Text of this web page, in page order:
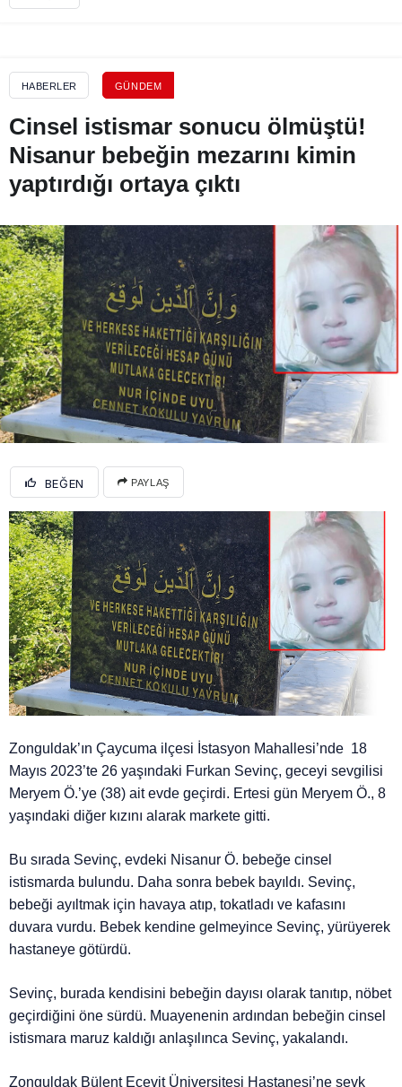
HABERLER GÜNDEM
Cinsel istismar sonucu ölmüştü!
Nisanur bebeğin mezarını kimin
yaptırdığı ortaya çıktı
BEĞEN PAYLAŞ
Zonguldak’ın Çaycuma ilçesi İstasyon Mahallesi’nde 18
Mayıs 2023’te 26 yaşındaki Furkan Sevinç, geceyi sevgilisi
Meryem Ö.’ye (38) ait evde geçirdi. Ertesi gün Meryem Ö., 8
yaşındaki diğer kızını alarak markete gitti.
Bu sırada Sevinç, evdeki Nisanur Ö. bebeğe cinsel
istismarda bulundu. Daha sonra bebek bayıldı. Sevinç,
bebeği ayıltmak için havaya atıp, tokatladı ve kafasını
duvara vurdu. Bebek kendine gelmeyince Sevinç, yürüyerek
hastaneye götürdü.
Sevinç, burada kendisini bebeğin dayısı olarak tanıtıp, nöbet
geçirdiğini öne sürdü. Muayenenin ardından bebeğin cinsel
istismara maruz kaldığı anlaşılınca Sevinç, yakalandı.
Zonguldak Bülent Ecevit Üniversitesi Hastanesi’ne sevk